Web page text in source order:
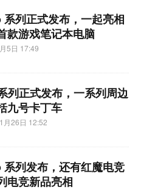
列正式发布，一起亮相
款游戏笔记本电脑
5日 17:49
列正式发布，一系列周边
九号卡丁车
月26日 12:52
列发布，还有红魔电竞
电竞新品亮相